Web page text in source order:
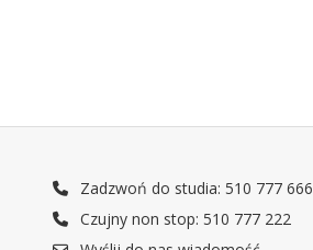
Zadzwoń do studia: 510 777 666
Czujny non stop: 510 777 222